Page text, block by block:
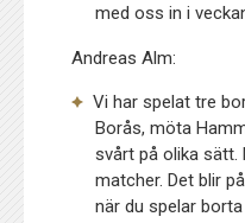
med oss in i
Andreas Alm:
Vi har spelat tre
Borås, möta
svårt på olika sätt.
matcher. Det blir
när du spelar